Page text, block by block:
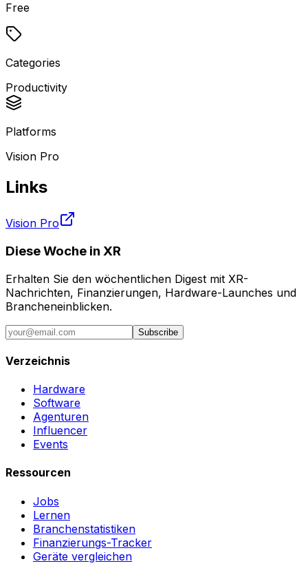
Free
Categories
Productivity
Platforms
Vision Pro
Links
Vision Pro
Diese Woche in XR
Erhalten Sie den wöchentlichen Digest mit XR-
Nachrichten, Finanzierungen, Hardware-Launches und
Brancheneinblicken.
Subscribe
Verzeichnis
Hardware
Software
Agenturen
Influencer
Events
Ressourcen
Jobs
Lernen
Branchenstatistiken
Finanzierungs-Tracker
Geräte vergleichen